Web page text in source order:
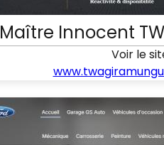
Maître Innocent
Voir le